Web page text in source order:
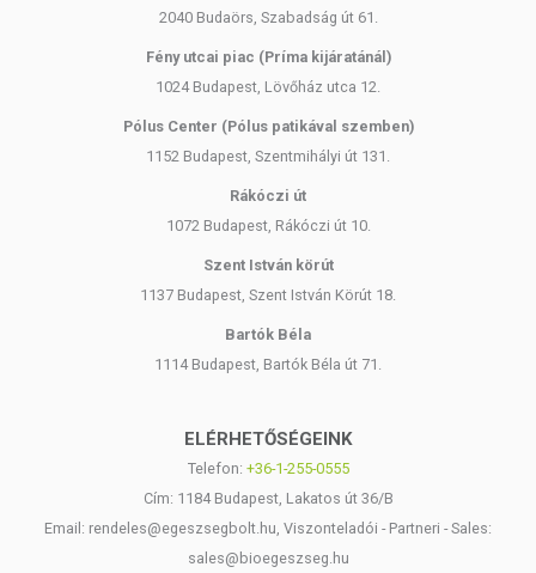
2040 Budaörs, Szabadság út 61.
Fény utcai piac (Príma kijáratánál)
1024 Budapest, Lövőház utca 12.
Pólus Center (Pólus patikával szemben)
1152 Budapest, Szentmihályi út 131.
Rákóczi út
1072 Budapest, Rákóczi út 10.
Szent István körút
1137 Budapest, Szent István Körút 18.
Bartók Béla
1114 Budapest, Bartók Béla út 71.
ELÉRHETŐSÉGEINK
Telefon: +36-1-255-0555
Cím: 1184 Budapest, Lakatos út 36/B
Email: rendeles@egeszsegbolt.hu, Viszonteladói - Partneri - Sales:
sales@bioegeszseg.hu